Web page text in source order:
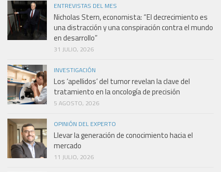
ENTREVISTAS DEL MES
Nicholas Stern, economista: “El decrecimiento es
una distracción y una conspiración contra el mundo
en desarrollo”
31 JULIO, 2026
INVESTIGACIÓN
Los ‘apellidos’ del tumor revelan la clave del
tratamiento en la oncología de precisión
5 AGOSTO, 2026
OPINIÓN DEL EXPERTO
Llevar la generación de conocimiento hacia el
mercado
11 JULIO, 2026